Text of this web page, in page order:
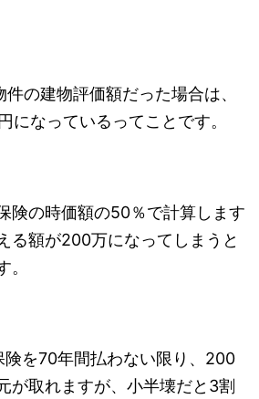
の建物評価額だった場合は、
になっているってことです。
険の時価額の50％で計算します
る額が200万になってしまうと
。
を70年間払わない限り、200
が取れますが、小半壊だと3割